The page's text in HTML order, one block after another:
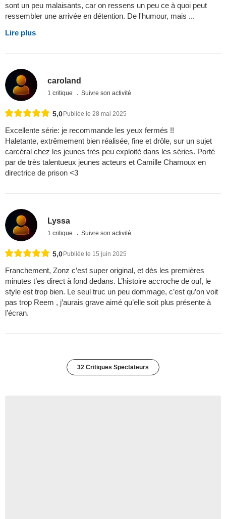
sont un peu malaisants, car on ressens un peu ce à quoi peut
ressembler une arrivée en détention. De l'humour, mais ...
Lire plus
caroland
1 critique Suivre son activité
5,0 Publiée le 28 mai 2025
Excellente série: je recommande les yeux fermés !!
Haletante, extrêmement bien réalisée, fine et drôle, sur un sujet
carcéral chez les jeunes très peu exploité dans les séries. Porté
par de très talentueux jeunes acteurs et Camille Chamoux en
directrice de prison <3
Lyssa
1 critique Suivre son activité
5,0 Publiée le 15 juin 2025
Franchement, Zonz c’est super original, et dès les premières
minutes t’es direct à fond dedans. L’histoire accroche de ouf, le
style est trop bien. Le seul truc un peu dommage, c’est qu’on voit
pas trop Reem , j’aurais grave aimé qu’elle soit plus présente à
l’écran.
32 Critiques Spectateurs